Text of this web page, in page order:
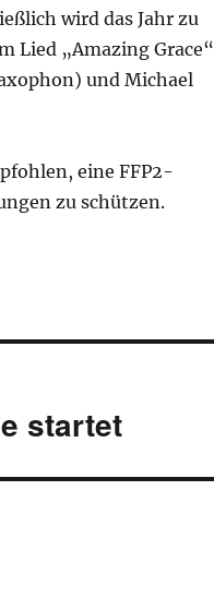
wird das Jahr zu
Lied „Amazing Grace“
und Michael
eine FFP2-
zu schützen.
startet